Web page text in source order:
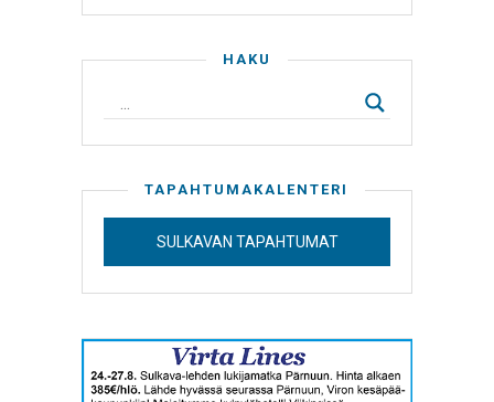
HAKU
TAPAHTUMAKALENTERI
SULKAVAN TAPAHTUMAT